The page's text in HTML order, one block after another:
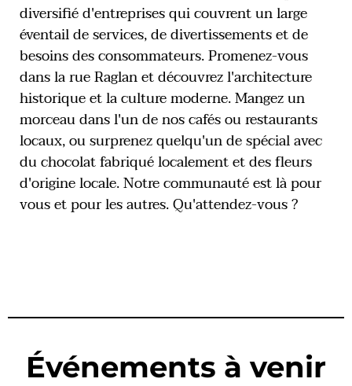
diversifié d'entreprises qui couvrent un large
éventail de services, de divertissements et de
besoins des consommateurs. Promenez-vous
dans la rue Raglan et découvrez l'architecture
historique et la culture moderne. Mangez un
morceau dans l'un de nos cafés ou restaurants
locaux, ou surprenez quelqu'un de spécial avec
du chocolat fabriqué localement et des fleurs
d'origine locale. Notre communauté est là pour
vous et pour les autres. Qu'attendez-vous ?
Événements à venir